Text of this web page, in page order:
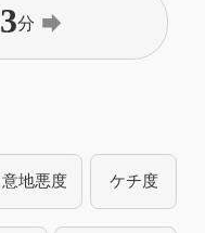
3分 forward
意地悪度 ケチ度